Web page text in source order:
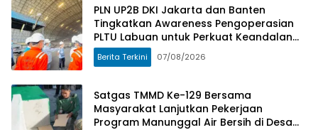
PLN UP2B DKI Jakarta dan Banten
Tingkatkan Awareness Pengoperasian
PLTU Labuan untuk Perkuat Keandalan
Pasokan Listrik
Berita Terkini 07/08/2026
Satgas TMMD Ke-129 Bersama
Masyarakat Lanjutkan Pekerjaan
Program Manunggal Air Bersih di Desa